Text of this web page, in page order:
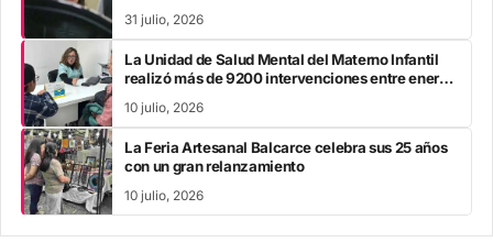
31 julio, 2026
La Unidad de Salud Mental del Materno Infantil
realizó más de 9200 intervenciones entre enero
10 julio, 2026
La Feria Artesanal Balcarce celebra sus 25 años
con un gran relanzamiento
10 julio, 2026